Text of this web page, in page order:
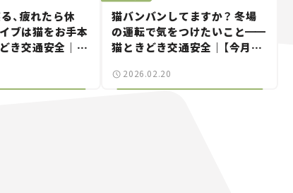
、疲れたら休
ブは猫をお手本
き交通安全｜
猫バンバンしてますか？ 冬場
の運転で気をつけたいこと━━
猫ときどき交通安全｜【今月の
2026.02.20